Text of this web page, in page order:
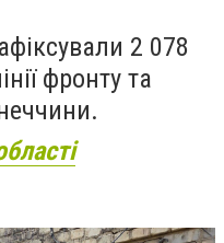
2 078
фронту та